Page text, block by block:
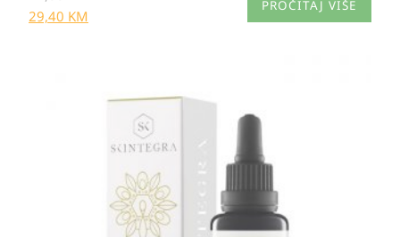
29,40 KM
PROČITAJ VIŠE